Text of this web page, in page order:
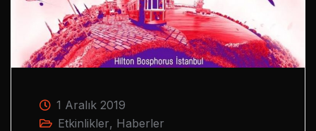
1 Aralık 2019
Etkinlikler, Haberler